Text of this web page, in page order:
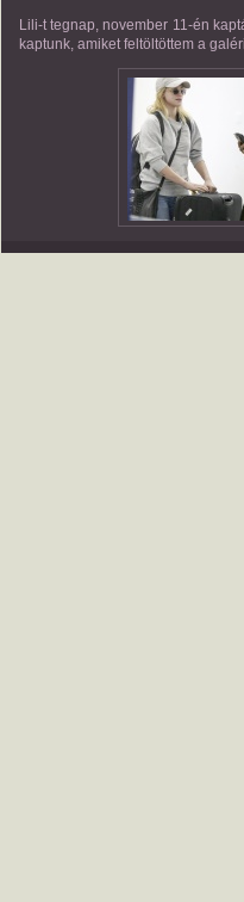
Lili-t tegnap, november 11-én
kaptunk, amiket feltöltöttem a